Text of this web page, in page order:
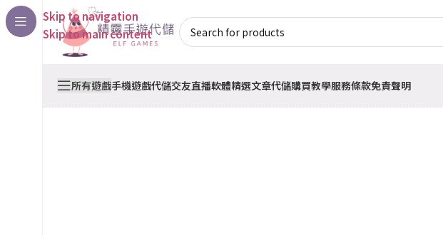
Skip to navigation
Skip to main content
所有遊戲手機遊戲代儲交友直播軟體精選文章代儲購買教學服務條款免責聲明